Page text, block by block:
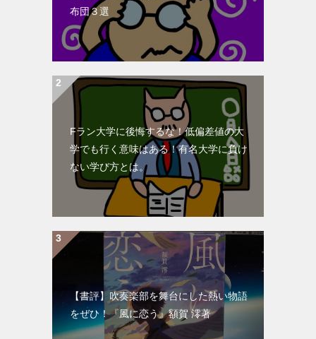
布団３選
Fラン大学に後悔するな！低偏差値の大
学でも行く意味はある！有名大学に負け
ない学び方とは。
【書評】吹奏楽部を舞台にした熱い物語
をぜひ！『風に恋う』額賀 澪著